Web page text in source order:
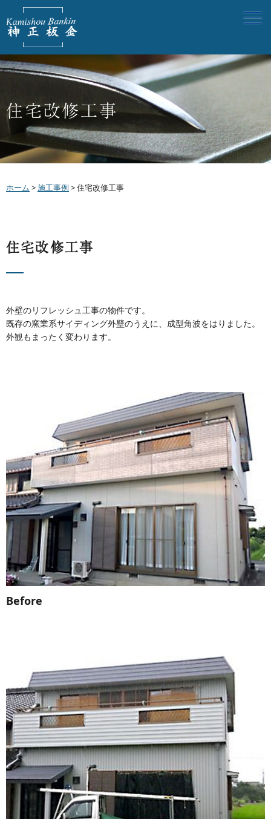
住宅改修工事
ホーム >施工事例 >住宅改修工事
住宅改修工事
外壁のリフレッシュ工事の物件です。
既存の窯業系サイディング外壁のうえに、成型角波をはりました。
外観もまったく変わります。
Before